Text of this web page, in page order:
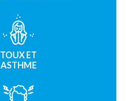
TOUX ET
ASTHME